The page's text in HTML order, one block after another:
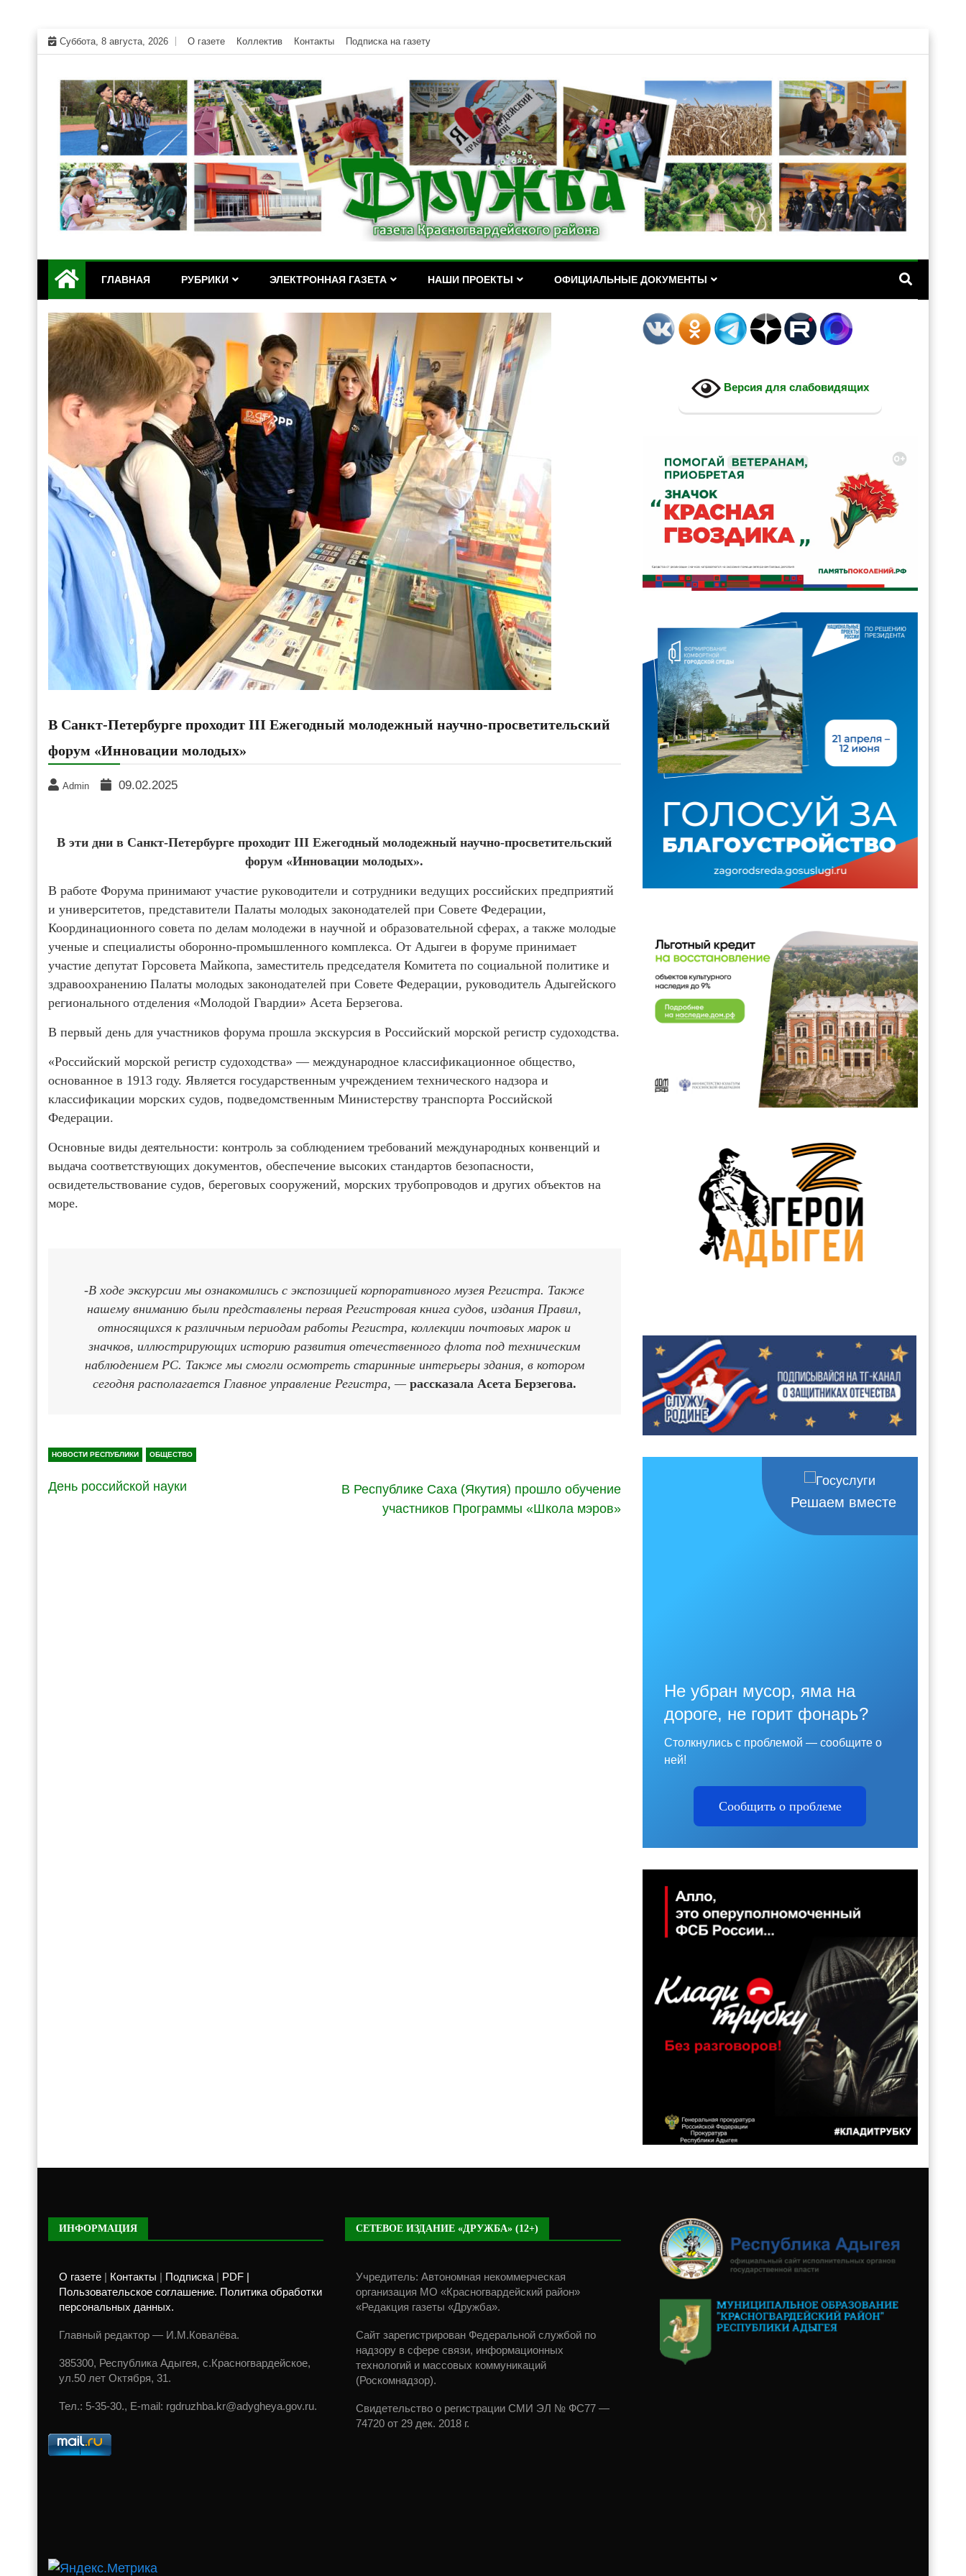
Skip
to
content
Суббота, 8 августа, 2026 О газете Коллектив Контакты Подписка на газету
"Дружба" — газета Красногвардейского района РА
ГЛАВНАЯ РУБРИКИ ЭЛЕКТРОННАЯ ГАЗЕТА НАШИ ПРОЕКТЫ ОФИЦИАЛЬНЫЕ ДОКУМЕНТЫ
В Санкт-Петербурге проходит III Ежегодный молодежный научно-просветительский
форум «Инновации молодых»
Admin 09.02.2025
В эти дни в Санкт-Петербурге проходит III Ежегодный молодежный научно-просветительский
форум «Инновации молодых».
В работе Форума принимают участие руководители и сотрудники ведущих российских предприятий
и университетов, представители Палаты молодых законодателей при Совете Федерации,
Координационного совета по делам молодежи в научной и образовательной сферах, а также молодые
ученые и специалисты оборонно-промышленного комплекса. От Адыгеи в форуме принимает
участие депутат Горсовета Майкопа, заместитель председателя Комитета по социальной политике и
здравоохранению Палаты молодых законодателей при Совете Федерации, руководитель Адыгейского
регионального отделения «Молодой Гвардии» Асета Берзегова.
В первый день для участников форума прошла экскурсия в Российский морской регистр судоходства.
«Российский морской регистр судоходства» — международное классификационное общество,
основанное в 1913 году. Является государственным учреждением технического надзора и
классификации морских судов, подведомственным Министерству транспорта Российской
Федерации.
Основные виды деятельности: контроль за соблюдением требований международных конвенций и
выдача соответствующих документов, обеспечение высоких стандартов безопасности,
освидетельствование судов, береговых сооружений, морских трубопроводов и других объектов на
море.
-В ходе экскурсии мы ознакомились с экспозицией корпоративного музея Регистра. Также
нашему вниманию были представлены первая Регистровая книга судов, издания Правил,
относящихся к различным периодам работы Регистра, коллекции почтовых марок и
значков, иллюстрирующих историю развития отечественного флота под техническим
наблюдением РС. Также мы смогли осмотреть старинные интерьеры здания, в котором
сегодня располагается Главное управление Регистра, — рассказала Асета Берзегова.
НОВОСТИ РЕСПУБЛИКИ ОБЩЕСТВО
День российской науки
В Республике Саха (Якутия) прошло обучение
участников Программы «Школа мэров»
Версия для слабовидящих
Решаем вместе
Не убран мусор, яма на
дороге, не горит фонарь?
Столкнулись с проблемой — сообщите о
ней!
Сообщить о проблеме
ИНФОРМАЦИЯ
О газете Контакты Подписка
PDF |
Пользовательское соглашение. Политика обработки
персональных данных.
Главный редактор — И.М.Ковалёва.
385300, Республика Адыгея, с.Красногвардейское,
ул.50 лет Октября, 31.
Тел.: 5-35-30., E-mail: rgdruzhba.kr@adygheya.gov.ru.
СЕТЕВОЕ ИЗДАНИЕ «ДРУЖБА» (12+)
Учредитель: Автономная некоммерческая
организация МО «Красногвардейский район»
«Редакция газеты «Дружба».
Сайт зарегистрирован Федеральной службой по
надзору в сфере связи, информационных
технологий и массовых коммуникаций
(Роскомнадзор).
Свидетельство о регистрации СМИ ЭЛ № ФС77 —
74720 от 29 дек. 2018 г.